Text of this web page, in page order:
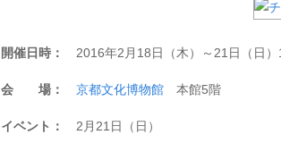
開催日時： 2016年2月18日（木）～21日（日
会 場： 京都文化博物館 本館5階
イベント：
2月21日（日）